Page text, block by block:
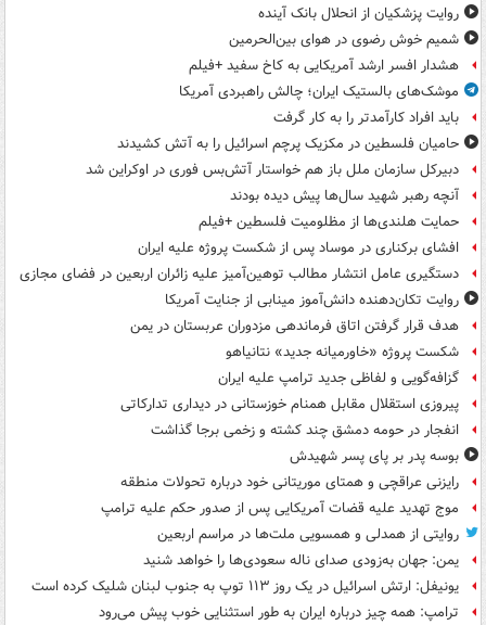
روایت پزشکیان از انحلال بانک آینده
شمیم خوش رضوی در هوای بین‌الحرمین
هشدار افسر ارشد آمریکایی به کاخ سفید +فیلم
موشک‌های بالستیک ایران؛ چالش راهبردی آمریکا
باید افراد کارآمدتر را به کار گرفت
حامیان فلسطین در مکزیک پرچم اسرائیل را به آتش کشیدند
دبیرکل سازمان ملل باز هم خواستار آتش‌بس فوری در اوکراین شد
آنچه رهبر شهید سال‌ها پیش دیده بودند
حمایت هلندی‌ها از مظلومیت فلسطین +فیلم
افشای برکناری در موساد پس از شکست پروژه علیه ایران
دستگیری عامل انتشار مطالب توهین‌آمیز علیه زائران اربعین در فضای مجازی
روایت تکان‌دهنده دانش‌آموز مینابی از جنایت آمریکا
هدف قرار گرفتن اتاق‌ فرماندهی مزدوران عربستان در یمن
شکست پروژه «خاورمیانه جدید» نتانیاهو
گزافه‌گویی و لفاظی جدید ترامپ علیه ایران
پیروزی استقلال مقابل همنام خوزستانی در دیداری تدارکاتی
انفجار در حومه دمشق چند کشته و زخمی برجا گذاشت
بوسه‌ پدر بر پای پسر شهیدش
رایزنی عراقچی و همتای موریتانی خود درباره تحولات منطقه
موج تهدید علیه قضات آمریکایی پس از صدور حکم علیه ترامپ
روایتی از همدلی و همسویی ملت‌ها در مراسم اربعین
یمن: جهان به‌زودی صدای ناله سعودی‌ها را خواهد شنید
یونیفل: ارتش اسرائیل در یک روز ۱۱۳ توپ به جنوب لبنان شلیک کرده است
ترامپ: همه چیز درباره ایران به طور استثنایی خوب پیش می‌رود